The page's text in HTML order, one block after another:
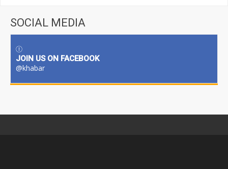
SOCIAL MEDIA
JOIN US ON FACEBOOK
@khabar